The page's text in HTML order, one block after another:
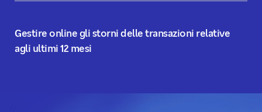
Gestire online gli storni delle transazioni relative
agli ultimi 12 mesi